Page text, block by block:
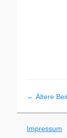
← Ältere
Impressum